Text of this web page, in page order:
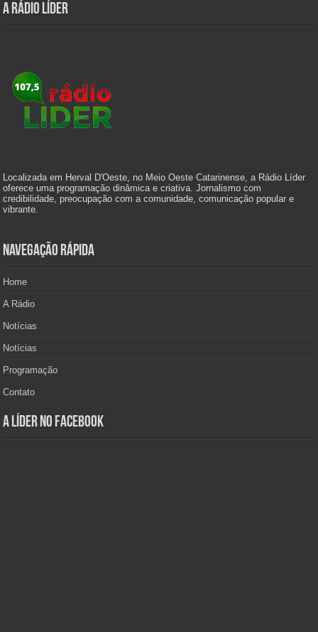
A Rádio Líder
Localizada em Herval D'Oeste, no Meio Oeste Catarinense, a Rádio Líder
oferece uma programação dinâmica e criativa. Jornalismo com
credibilidade, preocupação com a comunidade, comunicação popular e
vibrante.
Navegação Rápida
Home
A Rádio
Notícias
Notícias
Programação
Contato
A Líder no Facebook